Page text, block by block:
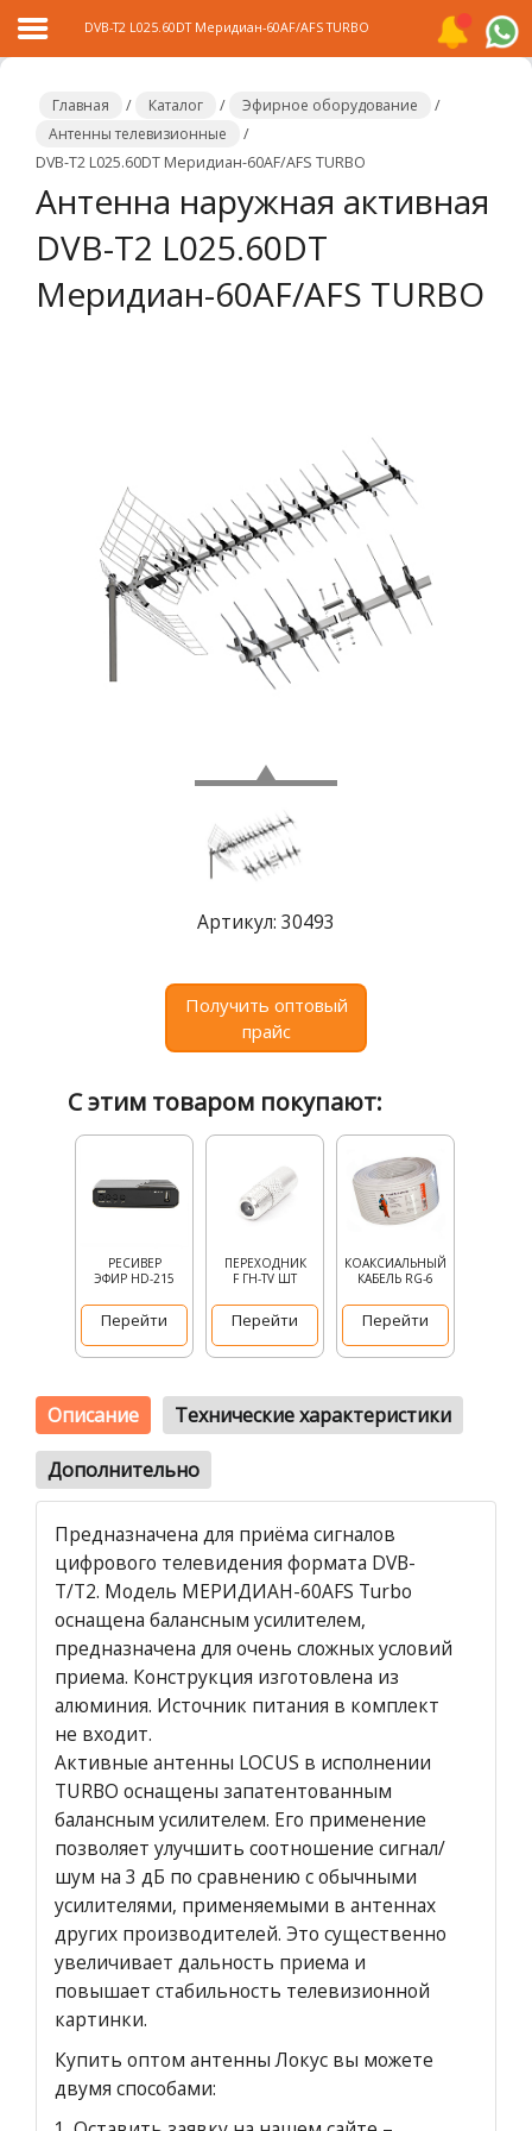
Главная
Каталог
news@signalelectronics.ru
DVB-T2 L025.60DT Меридиан-60AF/AFS TURBO
Главная / Каталог / Эфирное оборудование
/
Антенны телевизионные
/
DVB-T2 L025.60DT Меридиан-60AF/AFS TURBO
Антенна наружная активная
DVB-T2 L025.60DT
Меридиан-60AF/AFS TURBO
Артикул: 30493
Получить оптовый
прайс
С этим товаром покупают:
РЕСИВЕР
ЭФИР HD-215
Перейти
ПЕРЕХОДНИК
F ГН-TV ШТ
Перейти
КОАКСИАЛЬНЫЙ
КАБЕЛЬ RG-6
Перейти
Описание Технические характеристики
Дополнительно
Предназначена для приёма сигналов
цифрового телевидения формата DVB-
T/T2. Модель МЕРИДИАН-60AFS Turbo
оснащена балансным усилителем,
предназначена для очень сложных условий
приема. Конструкция изготовлена из
алюминия. Источник питания в комплект
не входит.
Активные антенны LOCUS в исполнении
TURBO оснащены запатентованным
балансным усилителем. Его применение
позволяет улучшить соотношение сигнал/
шум на 3 дБ по сравнению с обычными
усилителями, применяемыми в антеннах
других производителей. Это существенно
увеличивает дальность приема и
повышает стабильность телевизионной
картинки.
Купить оптом антенны Локус вы можете
двумя способами: